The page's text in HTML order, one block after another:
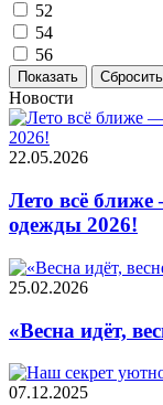
52
54
56
Новости
22.05.2026
Лето всё
одежды 2026!
25.02.2026
«Весна идёт,
07.12.2025